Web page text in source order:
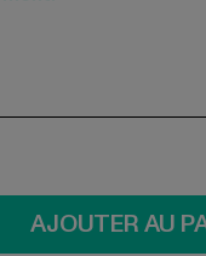
AJOUTER AU